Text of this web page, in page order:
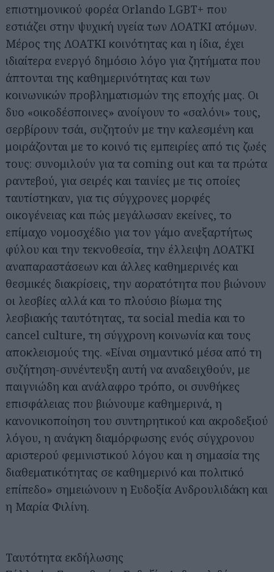
επιστημονικού φορέα Orlando LGBT+ που
εστιάζει στην ψυχική υγεία των ΛΟΑΤΚΙ ατόμων.
Μέρος της ΛΟΑΤΚΙ κοινότητας και η ίδια, έχει
ιδιαίτερα ενεργό δημόσιο λόγο για ζητήματα που
άπτονται της καθημερινότητας και των
κοινωνικών προβληματισμών της εποχής μας. Οι
δυο «οικοδέσποινες» ανοίγουν το «σαλόνι» τους,
σερβίρουν τσάι, συζητούν με την καλεσμένη και
μοιράζονται με το κοινό τις εμπειρίες από τις ζωές
τους: συνομιλούν για τα coming out και τα πρώτα
ραντεβού, για σειρές και ταινίες με τις οποίες
ταυτίστηκαν, για τις σύγχρονες μορφές
οικογένειας και πώς μεγάλωσαν εκείνες, το
επίμαχο νομοσχέδιο για τον γάμο ανεξαρτήτως
φύλου και την τεκνοθεσία, την έλλειψη ΛΟΑΤΚΙ
αναπαραστάσεων και άλλες καθημερινές και
θεσμικές διακρίσεις, την αορατότητα που βιώνουν
οι λεσβίες αλλά και το πλούσιο βίωμα της
λεσβιακής ταυτότητας, τα social media και το
cancel culture, τη σύγχρονη κοινωνία και τους
αποκλεισμούς της. «Είναι σημαντικό μέσα από τη
συζήτηση-συνέντευξη αυτή να αναδειχθούν, με
παιγνιώδη και ανάλαφρο τρόπο, οι συνθήκες
επισφάλειας που βιώνουμε καθημερινά, η
κανονικοποίηση του συντηρητικού και ακροδεξιού
λόγου, η ανάγκη διαμόρφωσης ενός σύγχρονου
αριστερού φεμινιστικού λόγου και η σημασία της
διαθεματικότητας σε καθημερινό και πολιτικό
επίπεδο» σημειώνουν η Ευδοξία Ανδρουλιδάκη και
η Μαρία Φιλίνη.
Ταυτότητα εκδήλωσης